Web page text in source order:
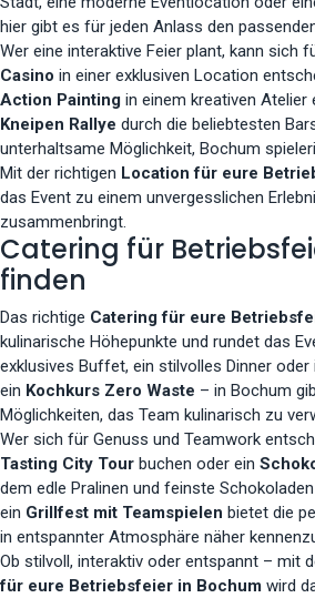
hier gibt es für jeden Anlass den
Wer eine interaktive Feier plant, kann sich
Casino in einer exklusiven Location
Action Painting in einem kreativen Atelier
Kneipen Rallye durch die beliebtesten
unterhaltsame Möglichkeit, Bochum
Mit der richtigen Location für eure
das Event zu einem unvergesslichen
zusammenbringt.
Catering für
finden
Das richtige Catering für eure
kulinarische Höhepunkte und rundet das
exklusives Buffet, ein stilvolles Dinner oder
ein Kochkurs Zero Waste – in Bochum
Möglichkeiten, das Team kulinarisch zu
Wer sich für Genuss und Teamwork
Tasting City Tour buchen oder ein
dem edle Pralinen und feinste
ein Grillfest mit Teamspielen bietet die
in entspannter Atmosphäre näher
Ob stilvoll, interaktiv oder entspannt – mit
für eure Betriebsfeier in Bochum wird